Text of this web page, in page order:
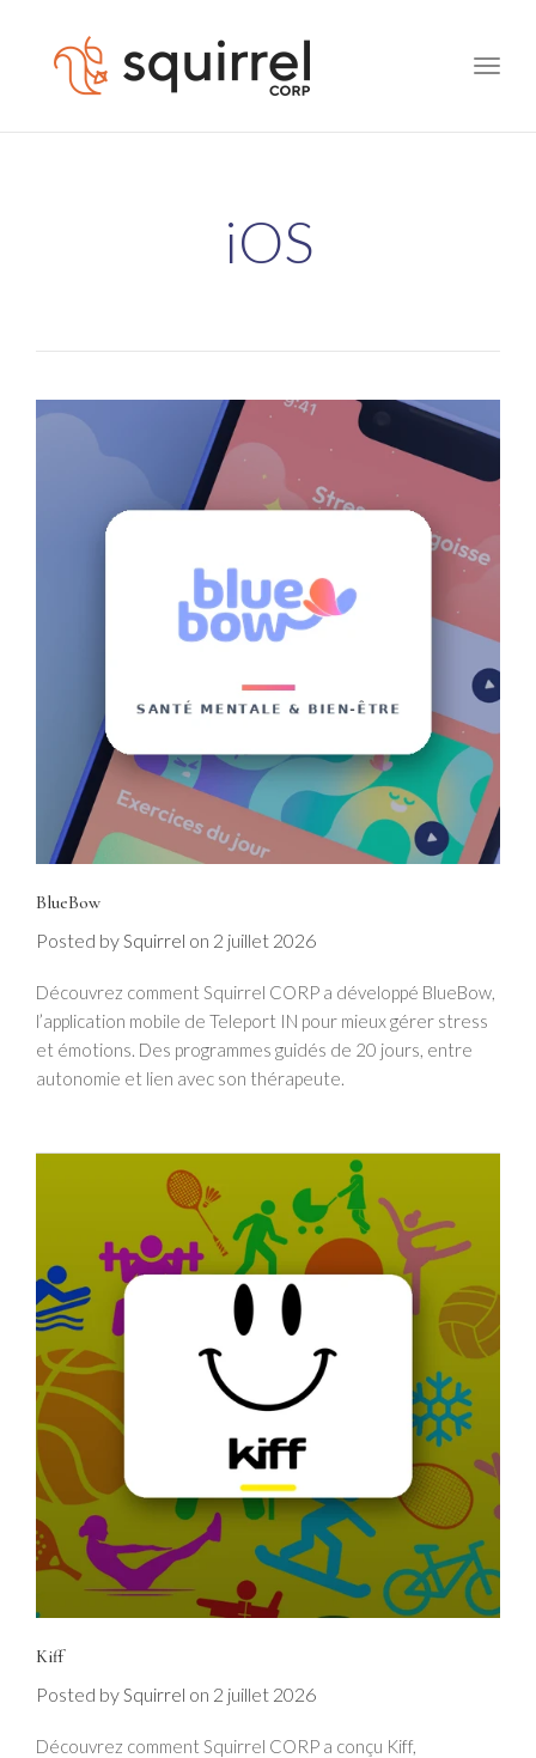
Toggle
iOS
BlueBow
Posted bySquirrel on 2 juillet 2026
Découvrez comment Squirrel CORP a développé BlueBow,
l’application mobile de Teleport IN pour mieux gérer stress
et émotions. Des programmes guidés de 20 jours, entre
autonomie et lien avec son thérapeute.
Kiff
Posted bySquirrel on 2 juillet 2026
Découvrez comment Squirrel CORP a conçu Kiff,